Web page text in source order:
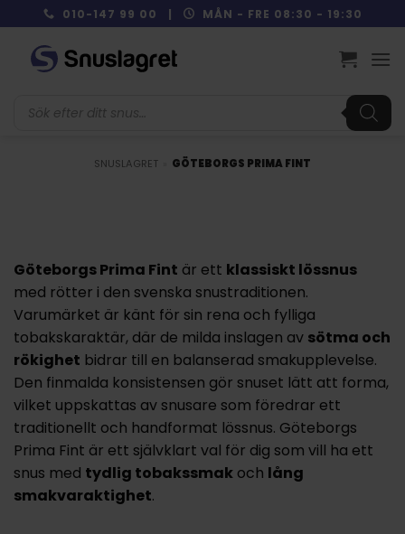
to
content
010-147 99 00 | MÅN - FRE 08:30 - 19:30
SNUSLAGRET GÖTEBORGS PRIMA FINT
Göteborgs Prima Fint är ett klassiskt lössnus
med rötter i den svenska snustraditionen.
Varumärket är känt för sin rena och fylliga
tobakskaraktär, där de milda inslagen av sötma och
rökighet bidrar till en balanserad smakupplevelse.
Den finmalda konsistensen gör snuset lätt att forma,
vilket uppskattas av snusare som föredrar ett
traditionellt och handformat lössnus. Göteborgs
Prima Fint är ett självklart val för dig som vill ha ett
snus med tydlig tobakssmak och lång
smakvaraktighet.